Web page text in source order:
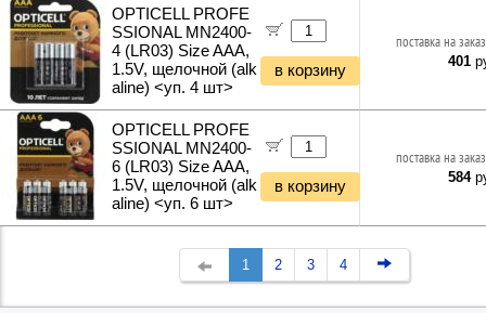
OPTICELL PROFE
SSIONAL MN2400-
4 (LR03) Size AAA,
1.5V, щелочной (alk
aline) <уп. 4 шт>
в корзину
поставка на
401
OPTICELL PROFE
SSIONAL MN2400-
6 (LR03) Size AAA,
1.5V, щелочной (alk
aline) <уп. 6 шт>
в корзину
поставка на
584
1 2 3 4